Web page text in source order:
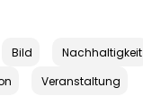
Bild
Nachhaltigkeit
Veranstaltung